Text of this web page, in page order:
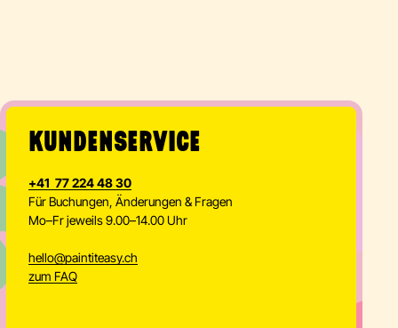
KUNDENSERVICE
+41 77 224 48 30
Für Buchungen, Änderungen & Fragen
Mo–Fr jeweils 9.00–14.00 Uhr
hello@paintiteasy.ch
zum FAQ